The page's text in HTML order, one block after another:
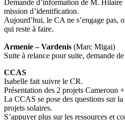
Demande d’information de M. Hilaire
mission d’identification.
Aujourd’hui, le CA ne s’engage pas,
qui reste à faire.
Armenie – Vardenis (Marc Migai)
Suite à relance pour suite, demande
CCAS
Isabelle fait suivre le CR.
Présentation des 2 projets Cameroun
La CCAS se pose des questions sur
projets solaires.
S’appuyer plus sur les ressources et